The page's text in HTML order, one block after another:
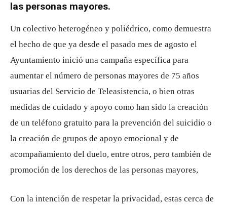
las personas mayores.
Un colectivo heterogéneo y poliédrico, como demuestra
el hecho de que ya desde el pasado mes de agosto el
Ayuntamiento inició una campaña específica para
aumentar el número de personas mayores de 75 años
usuarias del Servicio de Teleasistencia, o bien otras
medidas de cuidado y apoyo como han sido la creación
de un teléfono gratuito para la prevención del suicidio o
la creación de grupos de apoyo emocional y de
acompañamiento del duelo, entre otros, pero también de
promoción de los derechos de las personas mayores,
Con la intención de respetar la privacidad, estas cerca de